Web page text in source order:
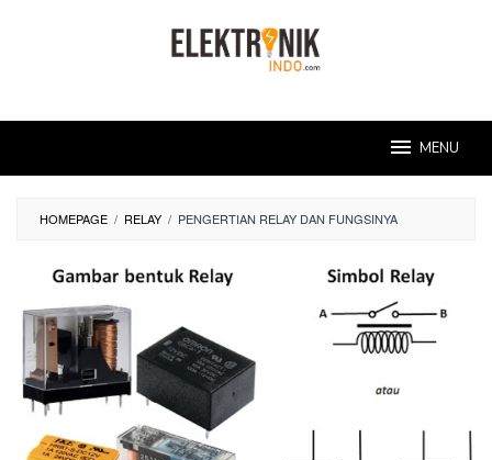
MENU
HOMEPAGE / RELAY / PENGERTIAN RELAY DAN FUNGSINYA